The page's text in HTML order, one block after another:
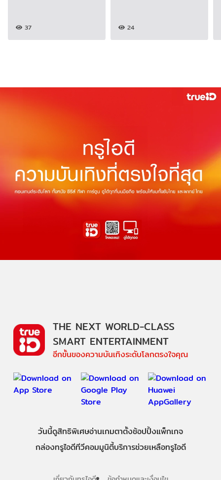
37 24
THE NEXT WORLD-CLASS
SMART ENTERTAINMENT
อีกขั้นของความบันเทิงระดับโลกตรงใจคุณ
วันนี้ดูสิทธิพิเศษอ่านเกมตาตั้งช้อปปิ้งแพ็กเกจ
กล่องทรูไอดีทีวีคอมมูนิตี้บริการช่วยเหลือทรูไอดี